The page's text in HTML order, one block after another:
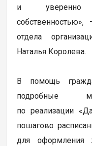
и уверенно
отдела
Наталья Королева.
В помощь
подробные
по реализации
пошагово
для оформления